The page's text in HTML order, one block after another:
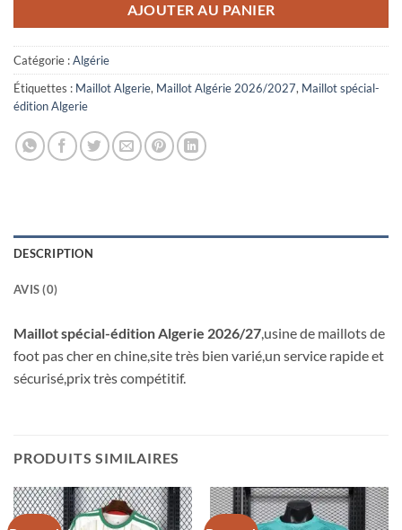
AJOUTER AU PANIER
Catégorie :Algérie
Étiquettes : Maillot Algerie, Maillot Algérie 2026/2027, Maillot spécial-
édition Algerie
DESCRIPTION
AVIS (0)
Maillot spécial-édition Algerie 2026/27,usine de maillots de
foot pas cher en chine,site très bien varié,un service rapide et
sécurisé,prix très compétitif.
PRODUITS SIMILAIRES